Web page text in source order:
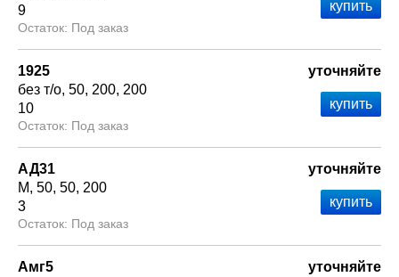
9
Под заказ
1925
без т/о 50 200 200
10
Под заказ
уточняйте
АД31
М 50 50 200
3
Под заказ
уточняйте
Амг5
уточняйте